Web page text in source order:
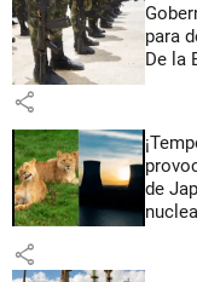
para
De la
share
de
share